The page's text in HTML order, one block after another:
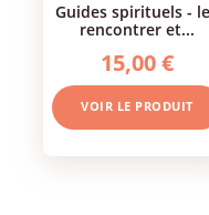
guides spirituels - les
rencontrer et...
15,00 €
VOIR LE PRODUIT